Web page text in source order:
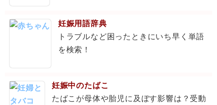
妊娠用語辞典
トラブルなど困ったときにいち早く単語
を検索！
妊娠中のたばこ
たばこが母体や胎児に及ぼす影響は？受動